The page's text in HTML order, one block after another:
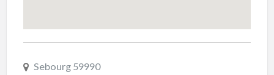
Sebourg 59990